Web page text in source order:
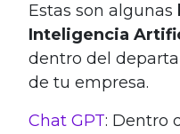
Estas son algunas
Inteligencia
dentro del
de tu empresa.
Chat GPT: Dentro